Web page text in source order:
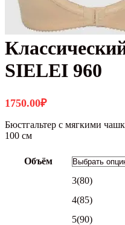
SIELEI 960
1750.00₽
Бюстгальтер с мягкими
100 см
Объём
3(80)
4(85)
5(90)